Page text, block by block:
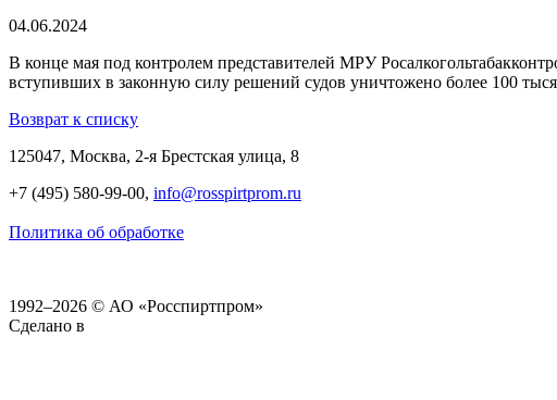
04.06.2024
В конце мая под контролем представителей МРУ
вступивших в законную силу решений судов уничтожено более 100
Возврат к списку
125047, Москва, 2-я Брестская улица, 8
+7 (495) 580-99-00, info@rosspirtprom.ru
Политика об обработке
1992–2026 © АО «Росспиртпром»
Сделано в